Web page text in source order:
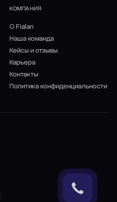
КОМПАНИЯ
О Fialan
Наша команда
Кейсы и отзывы
Карьера
Контакты
Политика конфиденциальности